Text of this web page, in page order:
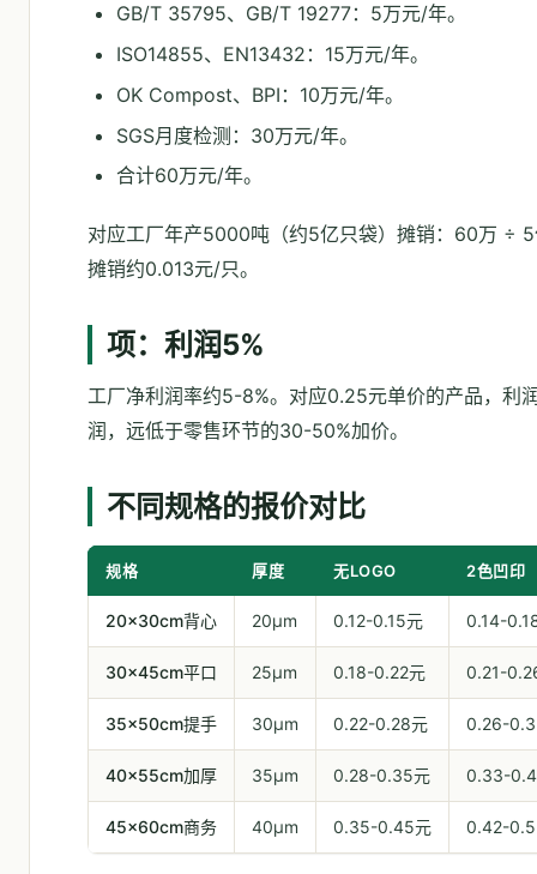
GB/T 35795、GB/T 19277：5万元/年。
ISO14855、EN13432：15万元/年。
OK Compost、BPI：10万元/年。
SGS月度检测：30万元/年。
合计60万元/年。
对应工厂年产5000吨（约5亿只袋）摊销：60万 ÷
摊销约0.013元/只。
项：利润5%
工厂净利润率约5-8%。对应0.25元单价的产品，利
润，远低于零售环节的30-50%加价。
不同规格的报价对比
规格 厚度 无LOGO 2色凹印
20×30cm背心 20μm 0.12-0.15元 0.14-
30×45cm平口 25μm 0.18-0.22元 0.21-
35×50cm提手 30μm 0.22-0.28元 0.26-
40×55cm加厚 35μm 0.28-0.35元 0.33-
45×60cm商务 40μm 0.35-0.45元 0.42-